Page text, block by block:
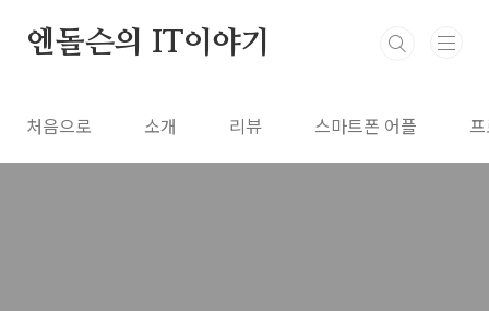
엔돌슨의 IT이야기
처음으로 소개 리뷰 스마트폰 어플